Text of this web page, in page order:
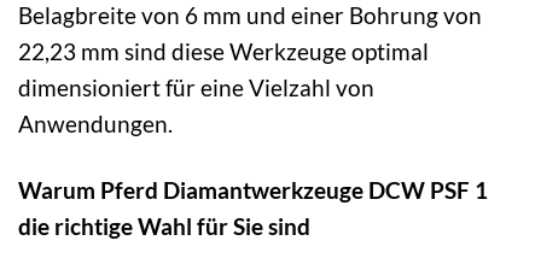
Belagbreite von 6 mm und einer Bohrung von
22,23 mm sind diese Werkzeuge optimal
dimensioniert für eine Vielzahl von
Anwendungen.
Warum Pferd Diamantwerkzeuge DCW PSF 1
die richtige Wahl für Sie sind